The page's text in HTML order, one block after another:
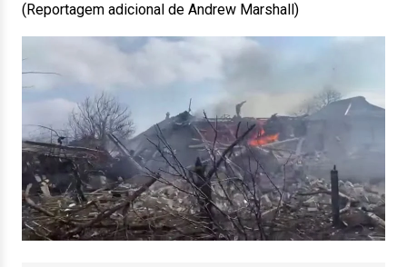
(Reportagem adicional de Andrew Marshall)